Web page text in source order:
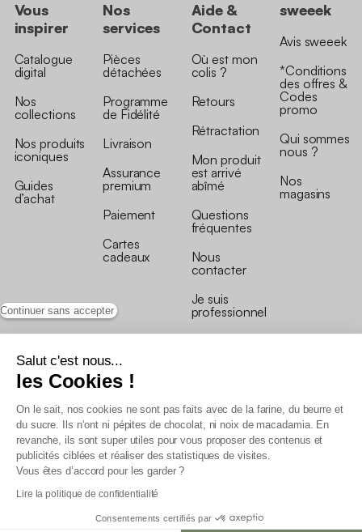
Continuer sans accepter
Salut c'est nous...
les Cookies !
On le sait, nos cookies ne sont pas faits avec de la farine, du beurre et
du sucre. Ils n’ont ni pépites de chocolat, ni noix de macadamia. En
revanche, ils sont super utiles pour vous proposer des contenus et
publicités ciblées et réaliser des statistiques de visites.
Vous êtes d’accord pour les garder ?
Lire la politique de confidentialité
Consentements certifiés par
Vous
inspirer
Catalogue
digital
Nos
collections
Nos produits
iconiques
Guides
d’achat
Nos
services
Pièces
détachées
Programme
de Fidélité
Livraison
Assurance
premium
Paiement
Cartes
cadeaux
Aide &
Contact
Où est mon
colis ?
Retours
Rétractation
Mon produit
est arrivé
abîmé
Questions
fréquentes
Nous
contacter
Je suis
professionnel
sweeek
Avis sweeek
*Conditions
des offres &
Codes
promo
Qui sommes
nous ?
Nos
magasins
Conditions générales de vente
Conditions générales du programme de fidélité
Charte de données personnelles
Conditions générales de vente Pro
Déclaration d’accessibilité